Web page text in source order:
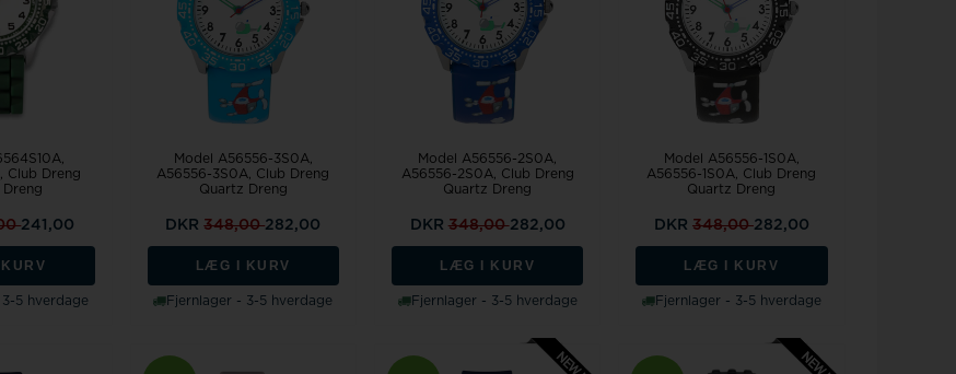
Club Dreng
241,00
5 hverdage
Model A56556-3S0A
A56556-3S0A, Club Dreng
Quartz Dreng
DKR348,00282,00
LÆG I KURV
Fjernlager - 3-5 hverdage
Model A56556-2S0A
A56556-2S0A, Club Dreng
Quartz Dreng
DKR 348,00282,00
LÆG I KURV
Fjernlager - 3-5 hverdage
Model A56556-1S0A
A56556-1S0A, Club Dreng
Quartz Dreng
DKR 348,00282,00
LÆG I KURV
Fjernlager - 3-5 hverdage